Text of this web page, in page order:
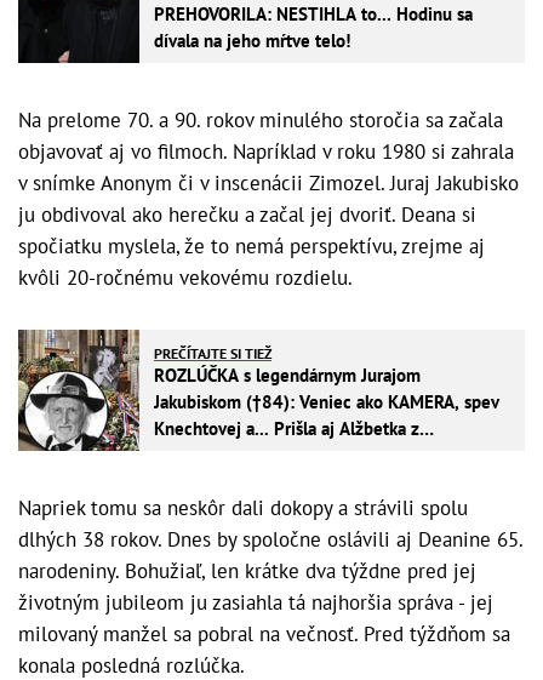
PREHOVORILA: NESTIHLA to... Hodinu sa
dívala na jeho mŕtve telo!
Na prelome 70. a 90. rokov minulého storočia sa začala
objavovať aj vo filmoch. Napríklad v roku 1980 si zahrala
v snímke Anonym či v inscenácii Zimozel. Juraj Jakubisko
ju obdivoval ako herečku a začal jej dvoriť. Deana si
spočiatku myslela, že to nemá perspektívu, zrejme aj
kvôli 20-ročnému vekovému rozdielu.
PREČÍTAJTE SI TIEŽ
ROZLÚČKA s legendárnym Jurajom
Jakubiskom (†84): Veniec ako KAMERA, spev
Knechtovej a... Prišla aj Alžbetka z
Napriek tomu sa neskôr dali dokopy a strávili spolu
dlhých 38 rokov. Dnes by spoločne oslávili aj Deanine 65.
narodeniny. Bohužiaľ, len krátke dva týždne pred jej
životným jubileom ju zasiahla tá najhoršia správa - jej
milovaný manžel sa pobral na večnosť. Pred týždňom sa
konala posledná rozlúčka.